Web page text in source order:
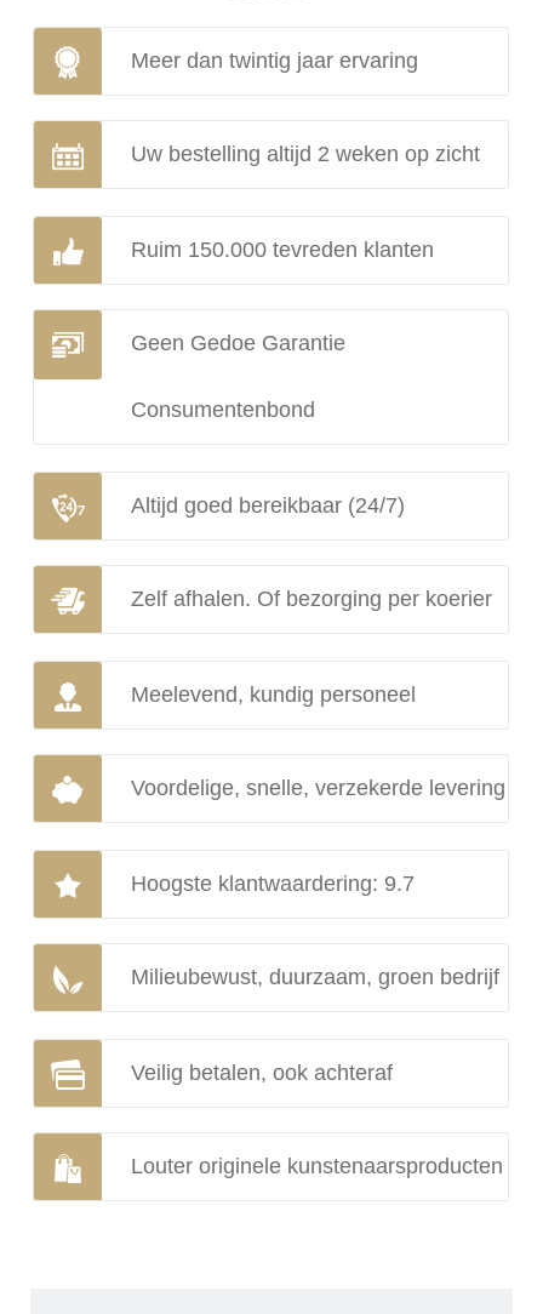
Meer dan twintig jaar ervaring
Uw bestelling altijd 2 weken op zicht
Ruim 150.000 tevreden klanten
Geen Gedoe Garantie
Consumentenbond
Altijd goed bereikbaar (24/7)
Zelf afhalen. Of bezorging per koerier
Meelevend, kundig personeel
Voordelige, snelle, verzekerde levering
Hoogste klantwaardering: 9.7
Milieubewust, duurzaam, groen bedrijf
Veilig betalen, ook achteraf
Louter originele kunstenaarsproducten